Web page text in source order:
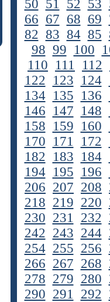
50 51 52 53
66 67 68 69
82 83 84 85
98 99 100
110 111 112
122 123 124
134 135 136
146 147 148
158 159 160
170 171 172
182 183 184
194 195 196
206 207 208
218 219 220
230 231 232
242 243 244
254 255 256
266 267 268
278 279 280
290 291 292